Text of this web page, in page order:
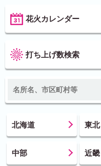
花火カレンダー
打ち上げ数検索
北海道 東北
中部 近畿